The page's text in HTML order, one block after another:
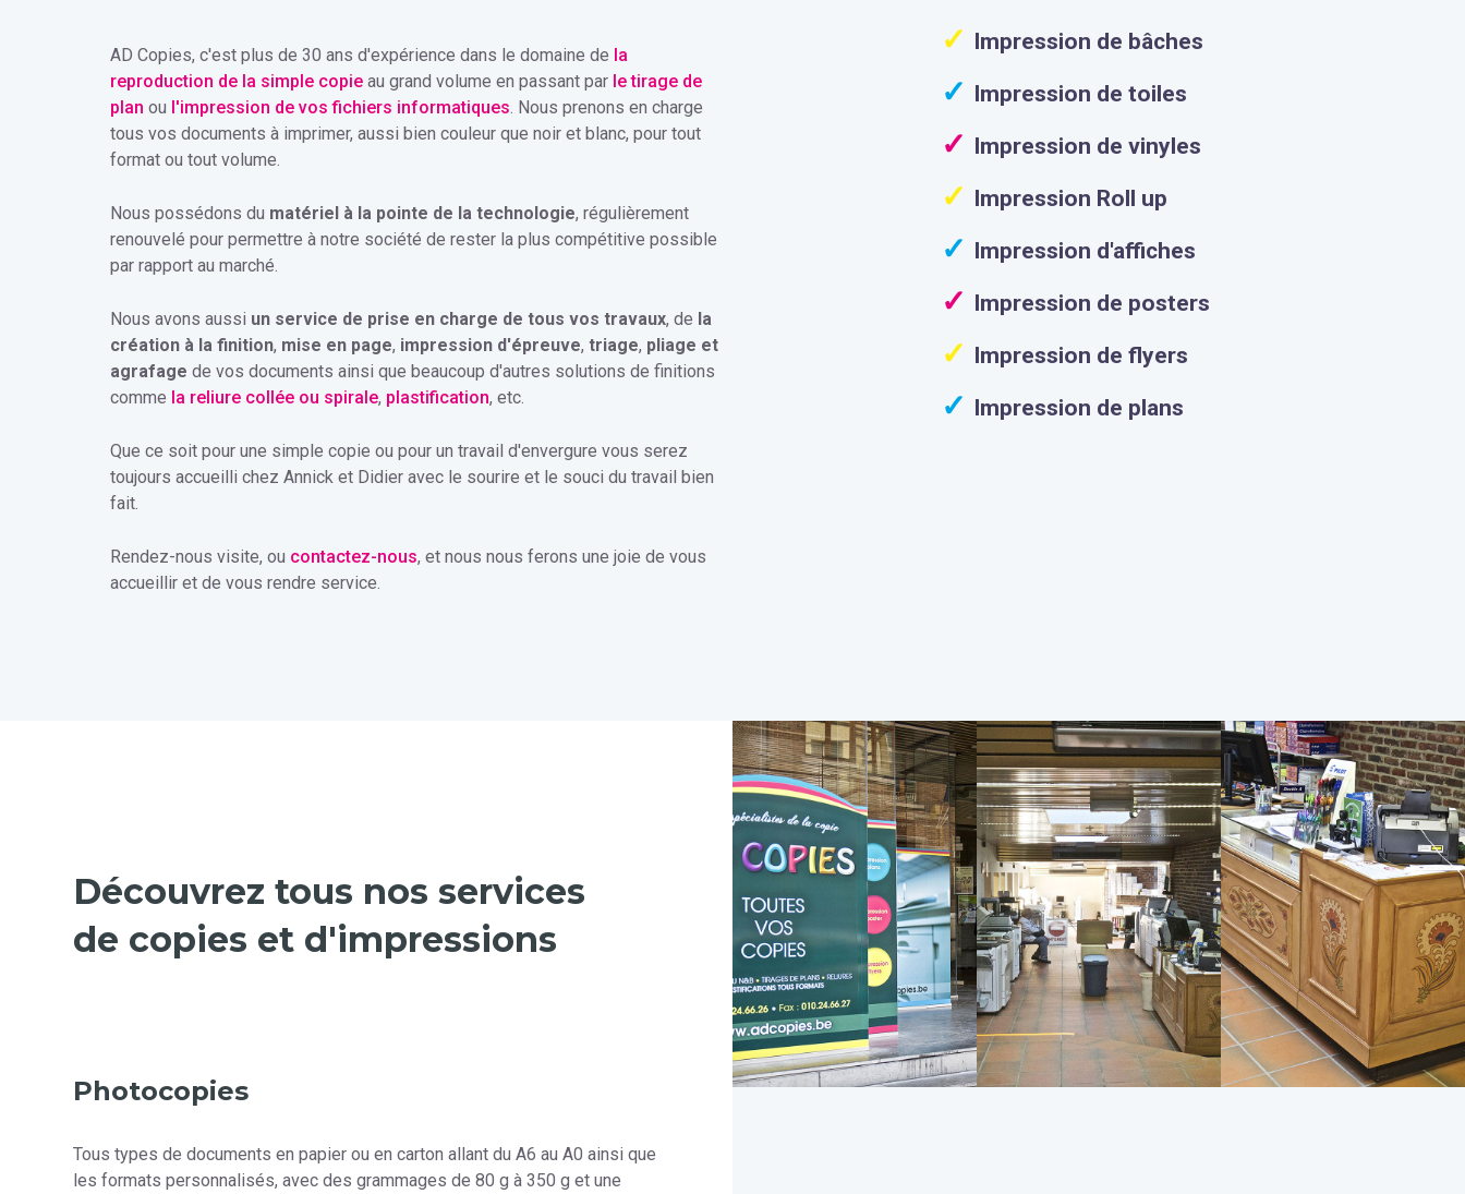
AD Copies, c'est plus de 30 ans d'expérience dans le domaine de la
reproduction de la simple copieau grand volume en passant par le tirage de
plan ou l'impression de vos fichiers informatiques. Nous prenons en charge
tous vos documents à imprimer, aussi bien couleur que noir et blanc, pour tout
format ou tout volume.
Nous possédons du matériel à la pointe de la technologie, régulièrement
renouvelé pour permettre à notre société de rester la plus compétitive possible
par rapport au marché.
Nous avons aussi un service de prise en charge de tous vos travaux, de la
création à la finition, mise en page, impression d'épreuve, triage, pliage et
agrafage de vos documents ainsi que beaucoup d'autres solutions de finitions
comme la reliure collée ou spirale, plastification, etc.
Que ce soit pour une simple copie ou pour un travail d'envergure vous serez
toujours accueilli chez Annick et Didier avec le sourire et le souci du travail bien
fait.
Rendez-nous visite, ou contactez-nous, et nous nous ferons une joie de vous
accueillir et de vous rendre service.
Impression de bâches
Impression de toiles
Impression de vinyles
Impression Roll up
Impression d'affiches
Impression de posters
Impression de flyers
Impression de plans
Découvrez tous nos services
de copies et d'impressions
Photocopies
Tous types de documents en papier ou en carton allant du A6 au A0 ainsi que
les formats personnalisés, avec des grammages de 80 g à 350 g et une